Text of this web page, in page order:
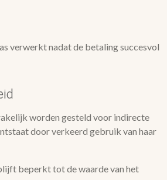
verwerkt nadat de betaling succesvol
worden gesteld voor indirecte
door verkeerd gebruik van haar
beperkt tot de waarde van het